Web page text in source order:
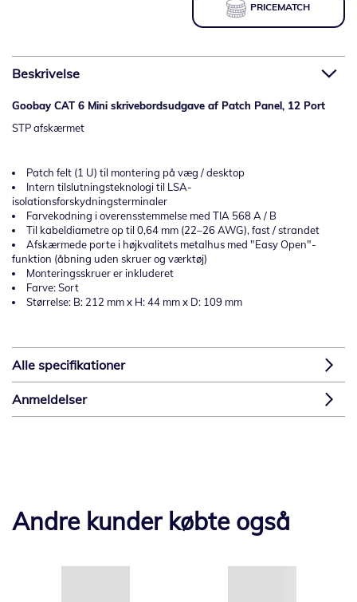
PRICEMATCH
Beskrivelse
Goobay CAT 6 Mini skrivebordsudgave af Patch Panel, 12 Port
STP afskærmet
Patch felt (1 U) til montering på væg / desktop
Intern tilslutningsteknologi til LSA-
isolationsforskydningsterminaler
Farvekodning i overensstemmelse med TIA 568 A / B
Til kabeldiametre op til 0,64 mm (22–26 AWG), fast / strandet
Afskærmede porte i højkvalitets metalhus med "Easy Open"-
funktion (åbning uden skruer og værktøj)
Monteringsskruer er inkluderet
Farve: Sort
Størrelse: B: 212 mm x H: 44 mm x D: 109 mm
Alle specifikationer
Anmeldelser
Andre kunder købte også